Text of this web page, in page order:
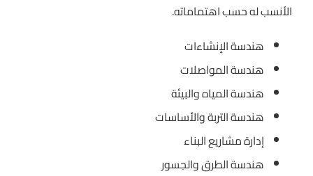
الأنسب له حسب اهتماماته.
هندسة الإنشاءات
هندسة المواصلات
هندسة المياه والبيئة
هندسة التربة والأساسات
إدارة مشاريع البناء
هندسة الطرق والجسور